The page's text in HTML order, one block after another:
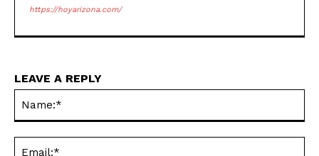
https://hoyarizona.com/
LEAVE A REPLY